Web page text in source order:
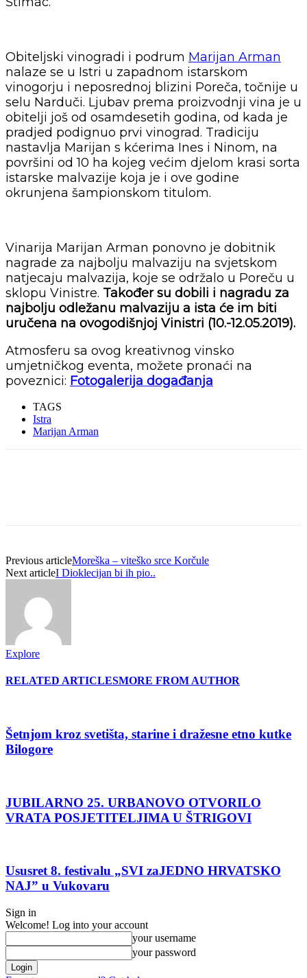
Obiteljski vinogradi i podrum Marijan Arman
nalaze se u Istri u zapadnom istarskom
vinogorju i neposrednoj blizini Poreča, točnije u
selu Narduči. Ljubav prema proizvodnji vina je u
obitelji još od osamdesetih godina, od kada je
pradjed podignuo prvi vinograd. Tradiciju
nastavlja Marijan s kćerima Ines i Ninom, na
površini od 10 ha kojeg većim djelom krasi sorta
istarske malvazije koja je i ove godine
okrunjena šampionskom titulom.
Vinarija Marijan Arman ponovno je dobitnik
nagrade za najbolju malvaziju na svjetskom
natjecaju malvazija, koje se održalo u Poreču u
sklopu Vinistre. Također su dobili i nagradu za
najbolju odležanu malvaziju a ista će im biti
uručena na ovogodišnjoj Vinistri (10.-12.05.2019).
Atmosferu sa ovog kreativnog vinsko
umjetničkog eventa, možete pronaći na
poveznici: Fotogalerija događanja
TAGS
Istra
Marijan Arman
Previous articleMoreška – viteško srce Korčule
Next articleI Dioklecijan bi ih pio..
Explore
RELATED ARTICLESMORE FROM AUTHOR
Šetnjom kroz svetišta, starine i dražesne etno kutke
Bilogore
JUBILARNO 25. URBANOVO OTVORILO
VRATA POSJETITELJIMA U ŠTRIGOVI
Ususret 8. festivalu „SVI zaJEDNO HRVATSKO
NAJ” u Vukovaru
Sign in
Welcome! Log into your account
your username
your password